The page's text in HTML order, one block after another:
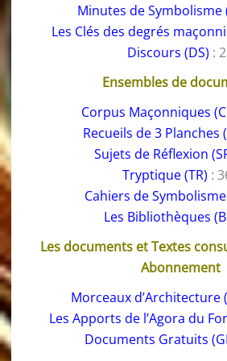
Minutes de Symbolisme
Les Clés des degrés
Discours (DS) :
Ensembles de
Corpus Maçonniques
Recueils de 3 Planches
Sujets de Réflexion
Tryptique (TR) :
Cahiers de Symbolisme
Les Bibliothèques
Les documents et Textes
Abonnement
Morceaux d’Architecture
Les Apports de l’Agora du
Documents Gratuits